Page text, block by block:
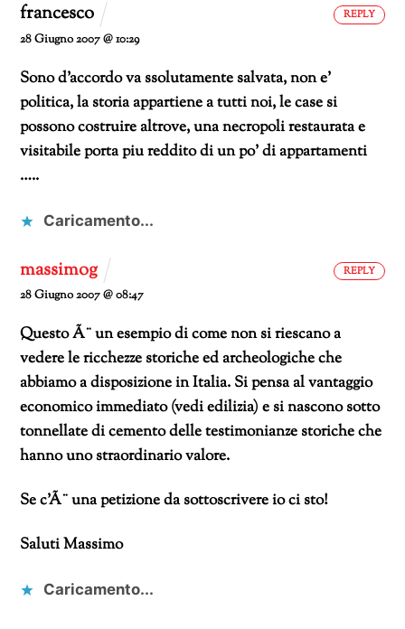
francesco
28 Giugno 2007 @ 10:29
Sono d’accordo va ssolutamente salvata, non e’
politica, la storia appartiene a tutti noi, le case si
possono costruire altrove, una necropoli restaurata e
visitabile porta piu reddito di un po’ di appartamenti
…..
Caricamento...
REPLY
massimog
28 Giugno 2007 @ 08:47
Questo Ã¨ un esempio di come non si riescano a
vedere le ricchezze storiche ed archeologiche che
abbiamo a disposizione in Italia. Si pensa al vantaggio
economico immediato (vedi edilizia) e si nascono sotto
tonnellate di cemento delle testimonianze storiche che
hanno uno straordinario valore.
Se c’Ã¨ una petizione da sottoscrivere io ci sto!
SalutiMassimo
Caricamento...
REPLY